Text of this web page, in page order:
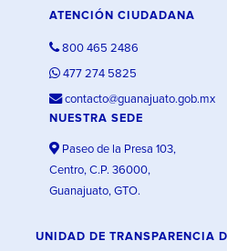
ATENCIÓN CIUDADANA
800 465 2486
477 274 5825
contacto@guanajuato.gob.mx
NUESTRA SEDE
Paseo de la Presa 103,
Centro, C.P. 36000,
Guanajuato, GTO.
UNIDAD DE TRANSPARENCIA